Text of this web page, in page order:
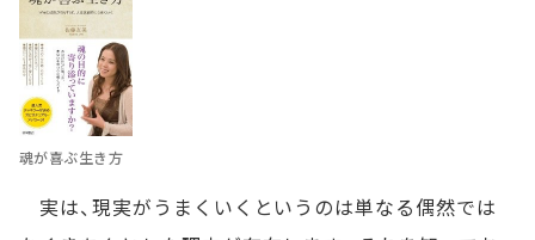
魂が喜ぶ生き方
実は、現実がうまくいくというのは単なる偶然では